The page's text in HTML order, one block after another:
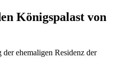
Königspalast von
ehemaligen Residenz der